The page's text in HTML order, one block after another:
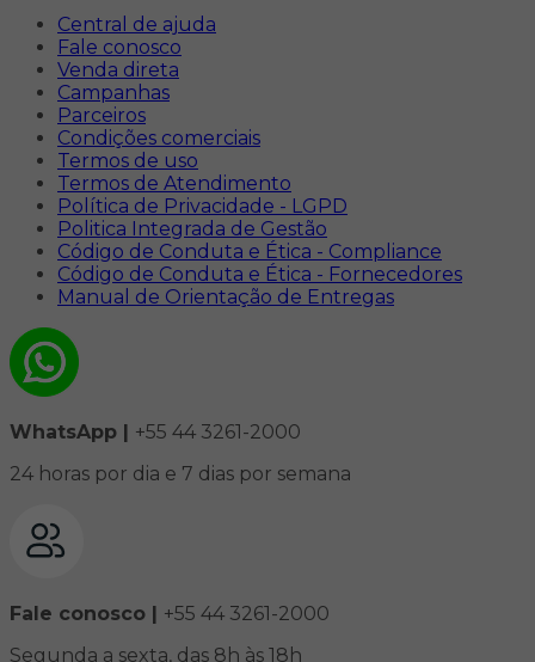
Central de ajuda
Fale conosco
Venda direta
Campanhas
Parceiros
Condições comerciais
Termos de uso
Termos de Atendimento
Política de Privacidade - LGPD
Politica Integrada de Gestão
Código de Conduta e Ética - Compliance
Código de Conduta e Ética - Fornecedores
Manual de Orientação de Entregas
WhatsApp | +55 44 3261-2000
24 horas por dia e 7 dias por semana
Fale conosco | +55 44 3261-2000
Segunda a sexta, das 8h às 18h